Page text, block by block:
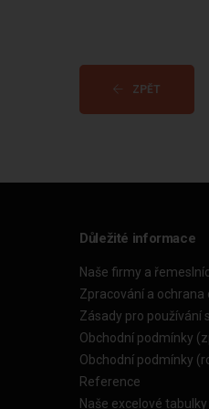
ZPĚT
Důležité informace
Naše firmy a
Zpracování a ochrana
Zásady pro používání
Obchodní podmínky
Obchodní podmínky
Reference
Naše excelové